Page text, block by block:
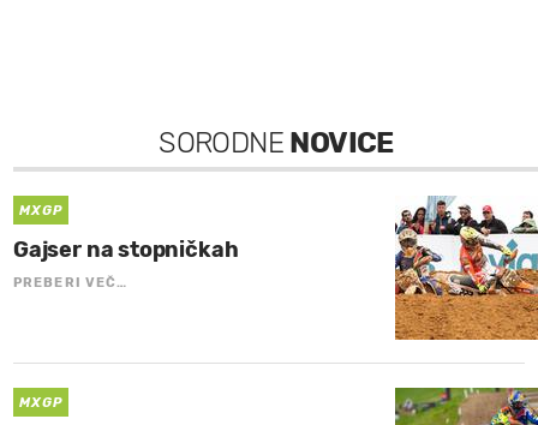
SORODNE NOVICE
MXGP
Gajser na stopničkah
PREBERI VEČ…
MXGP